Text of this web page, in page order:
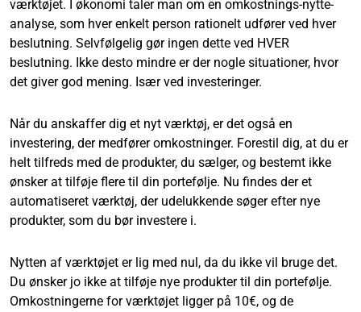
værktøjet. I økonomi taler man om en omkostnings-nytte-
analyse, som hver enkelt person rationelt udfører ved hver
beslutning. Selvfølgelig gør ingen dette ved HVER
beslutning. Ikke desto mindre er der nogle situationer, hvor
det giver god mening. Især ved investeringer.
Når du anskaffer dig et nyt værktøj, er det også en
investering, der medfører omkostninger. Forestil dig, at du er
helt tilfreds med de produkter, du sælger, og bestemt ikke
ønsker at tilføje flere til din portefølje. Nu findes der et
automatiseret værktøj, der udelukkende søger efter nye
produkter, som du bør investere i.
Nytten af værktøjet er lig med nul, da du ikke vil bruge det.
Du ønsker jo ikke at tilføje nye produkter til din portefølje.
Omkostningerne for værktøjet ligger på 10€, og de